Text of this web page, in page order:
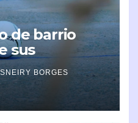
de barrio
sus
BORGES